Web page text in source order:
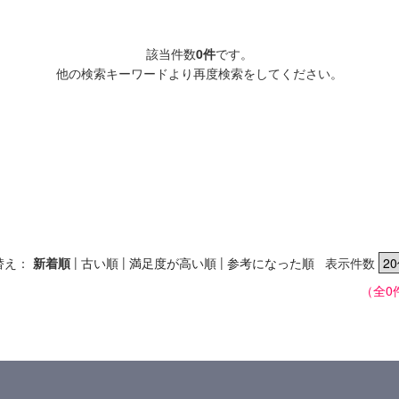
該当件数0件です。
他の検索キーワードより再度検索をしてください。
： 新着順 | 古い順 | 満足度が高い順 | 参考になった順 表示件数
（全